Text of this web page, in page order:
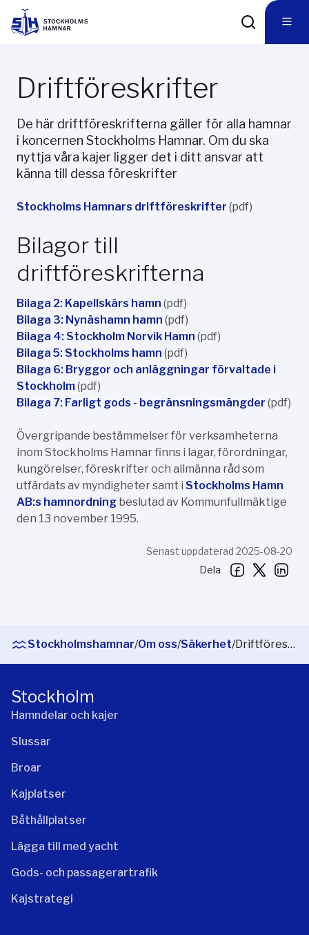
Driftföreskrifter
De här driftföreskrifterna gäller för alla hamnar
i koncernen Stockholms Hamnar. Om du ska
nyttja våra kajer ligger det i ditt ansvar att
känna till dessa föreskrifter
Stockholms Hamnars driftföreskrifter (pdf)
Bilagor till
driftföreskrifterna
Bilaga 2: Kapellskärs hamn (pdf)
Bilaga 3: Nynäshamn hamn (pdf)
Bilaga 4: Stockholm Norvik Hamn (pdf)
Bilaga 5: Stockholms hamn (pdf)
Bilaga 6: Bryggor och anläggningar förvaltade i
Stockholm(pdf)
Bilaga 7: Farligt gods - begränsningsmängder (pdf)
Övergripande bestämmelser för verksamheterna
inom Stockholms Hamnar finns i lagar, förordningar,
kungörelser, föreskrifter och allmänna råd som
utfärdats av myndigheter samt i Stockholms Hamn
AB:s hamnordning beslutad av Kommunfullmäktige
den 13 november 1995.
Senast uppdaterad 2025-08-20
Dela
Stockholmshamnar/Om oss/Säkerhet/ Driftföreskrifter
Stockholm
Hamndelar och kajer
Slussar
Broar
Kajplatser
Båthållplatser
Lägga till med yacht
Gods- och passagerartrafik
Kajstrategi